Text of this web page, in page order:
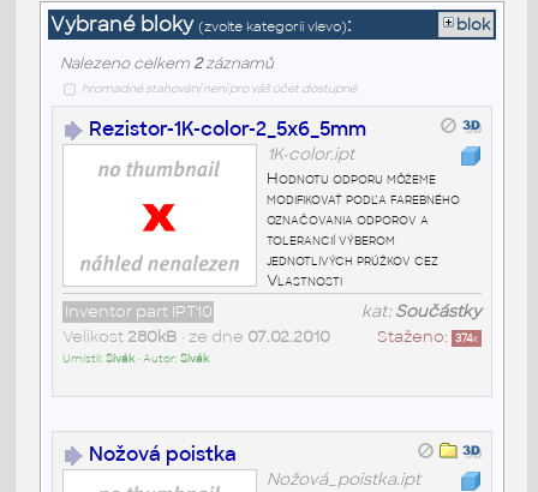
Vybrané bloky (zvolte kategorii vlevo): blok
Nalezeno celkem 2záznamů
hromadné stahování není pro váš účet dostupné
Rezistor-1K-color-2_5x6_5mm
1K-color.ipt
Hodnotu odporu môžeme
modifikovať podľa farebného
označovania odporov a
tolerancií výberom
jednotlivých prúžkov cez
Vlastnosti
kat:Součástky
Inventor part IPT10
Staženo: 374x
Velikost 280kB• ze dne 07.02.2010
Umístil:Sivák• Autor:Sivák
Nožová poistka
Nožová_poistka.ipt